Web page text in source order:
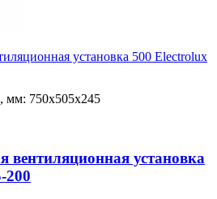
установка 500 Electrolux
750х505х245
установка
200